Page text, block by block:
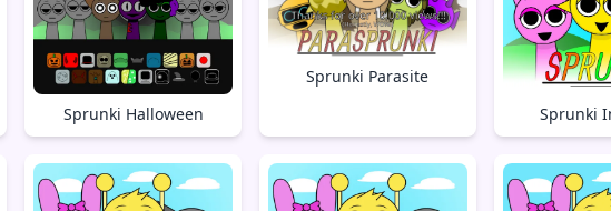
Sprunki Halloween
Sprunki Parasite
Sprunki